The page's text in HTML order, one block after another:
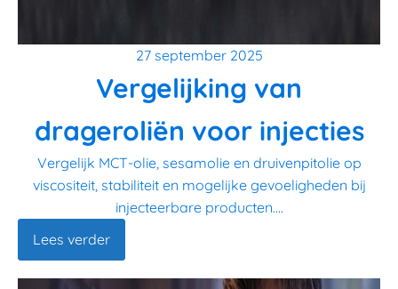
27 september 2025
Vergelijking van
drageroliën voor injecties
Vergelijk MCT-olie, sesamolie en druivenpitolie op
viscositeit, stabiliteit en mogelijke gevoeligheden bij
injecteerbare producten....
Lees verder